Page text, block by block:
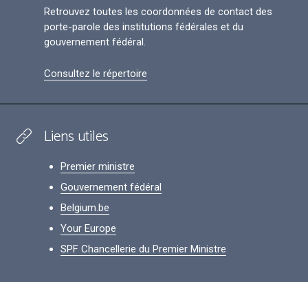
Retrouvez toutes les coordonnées de contact des
porte-parole des institutions fédérales et du
gouvernement fédéral.
Consultez le répertoire
Liens utiles
Premier ministre
Gouvernement fédéral
Belgium.be
Your Europe
SPF Chancellerie du Premier Ministre